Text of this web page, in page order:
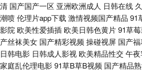
黄区 91探花在线 变态另类资源 国产精品乱草 91
网址导航在线 国产麻豆9 青青草AV导航 日韩肏
月份尹色 午夜熟女av影院 俺去也导航 国产天天
清 国产国产一区 亚洲欧洲成人 日韩在线
潮喷伦理片app下载 激情视频国产精品 91
影院 欧美性爱插插 欧美日韩色黄片91草
产丝袜美女 国产精彩视频 操碰视屏 国产
日韩电影 日韩成人影视 欧美精品性交 午
家庭乱伦理电影91草B草B视频 国产精品